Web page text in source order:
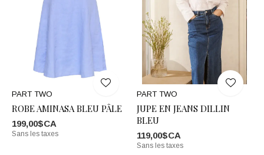
PART TWO
ROBE AMINASA BLEU PÂLE
199,00$CA
Sans les taxes
PART TWO
JUPE EN JEANS DILLIN
BLEU
119,00$CA
Sans les taxes